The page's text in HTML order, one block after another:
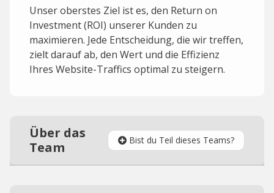
Unser oberstes Ziel ist es, den Return on
Investment (ROI) unserer Kunden zu
maximieren. Jede Entscheidung, die wir treffen,
zielt darauf ab, den Wert und die Effizienz
Ihres Website-Traffics optimal zu steigern.
Über das
Team
Bist du Teil dieses Teams?